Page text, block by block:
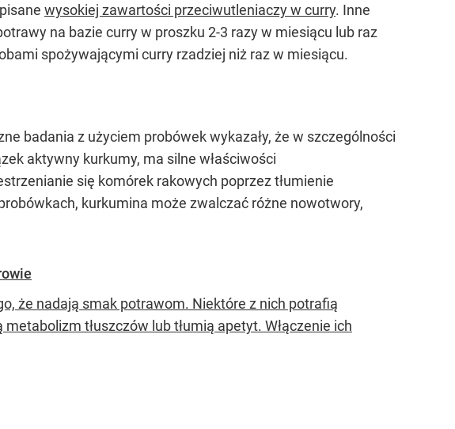
wysokiej zawartości przeciwutleniaczy w curry. Inne
na bazie curry w proszku 2-3 razy w miesiącu lub raz
spożywającymi curry rzadziej niż raz w miesiącu.
badania z użyciem probówek wykazały, że w szczególności
aktywny kurkumy, ma silne właściwości
się komórek rakowych poprzez tłumienie
kurkumina może zwalczać różne nowotwory,
że nadają smak potrawom. Niektóre z nich potrafią
tłuszczów lub tłumią apetyt. Włączenie ich